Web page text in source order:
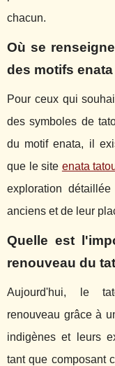
chacun.
Où se
des motifs enata
Pour ceux qui
des symboles de
du motif enata, il
que le site enata
exploration
anciens et de leur
Quelle est
renouveau du
Aujourd'hui, le
renouveau grâce à
indigènes et leurs
tant que composant